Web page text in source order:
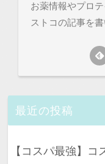
お薬情報やプロ
ストコの記事を
最近の投稿
【コスパ最強】コ